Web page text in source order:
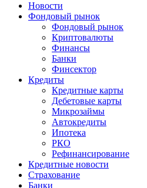
Новости
Фондовый рынок
Фондовый рынок
Криптовалюты
Финансы
Банки
Финсектор
Кредиты
Кредитные карты
Дебетовые карты
Микрозаймы
Автокредиты
Ипотека
РКО
Рефинансирование
Кредитные новости
Страхование
Банки